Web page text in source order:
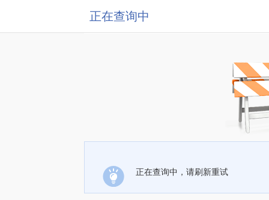
正在查询中
正在查询中，请刷新重试